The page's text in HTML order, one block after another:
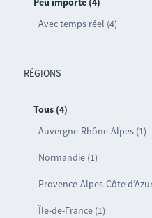
Avec temps réel (4)
RÉGIONS
Tous (4)
Auvergne-Rhône-Alpes (1)
Normandie (1)
Provence-Alpes-Côte
Île-de-France (1)